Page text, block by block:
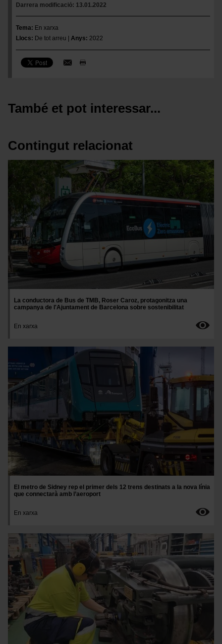
Darrera modificació 13.01.2022
Tema
En xarxa
Llocs
De tot arreu Anys 2022
També et pot interessar...
Contingut relacionat
Imatge
La conductora de Bus de TMB, Roser Caroz, protagonitza una
campanya de l'Ajuntament de Barcelona sobre sostenibilitat
En xarxa
El metro de Sidney rep el primer dels 12 trens destinats a la nova línia
que connectarà amb l’aeroport
En xarxa
Imatge